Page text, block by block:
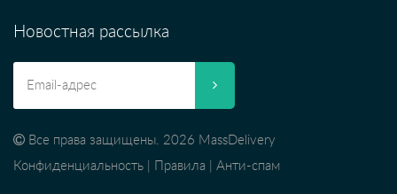
Новостная рассылка
Все права защищены. 2026 MassDelivery
Конфиденциальность
Правила Анти-спам